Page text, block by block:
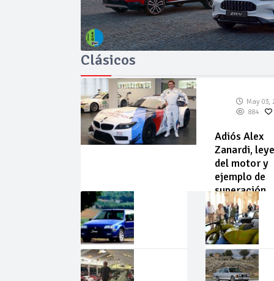
Clásicos
May 03,
884
Adiós Alex
Zanardi,
del motor y
ejemplo de
superación
May
Abr